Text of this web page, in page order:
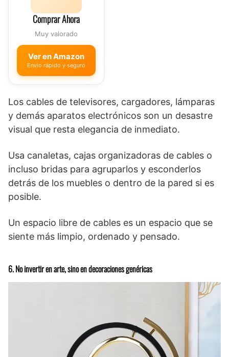
Comprar Ahora
Muy valorado
Ver en Amazon
Envío rápido y seguro
Los cables de televisores, cargadores, lámparas
y demás aparatos electrónicos son un desastre
visual que resta elegancia de inmediato.
Usa canaletas, cajas organizadoras de cables o
incluso bridas para agruparlos y esconderlos
detrás de los muebles o dentro de la pared si es
posible.
Un espacio libre de cables es un espacio que se
siente más limpio, ordenado y pensado.
6. No invertir en arte, sino en decoraciones genéricas